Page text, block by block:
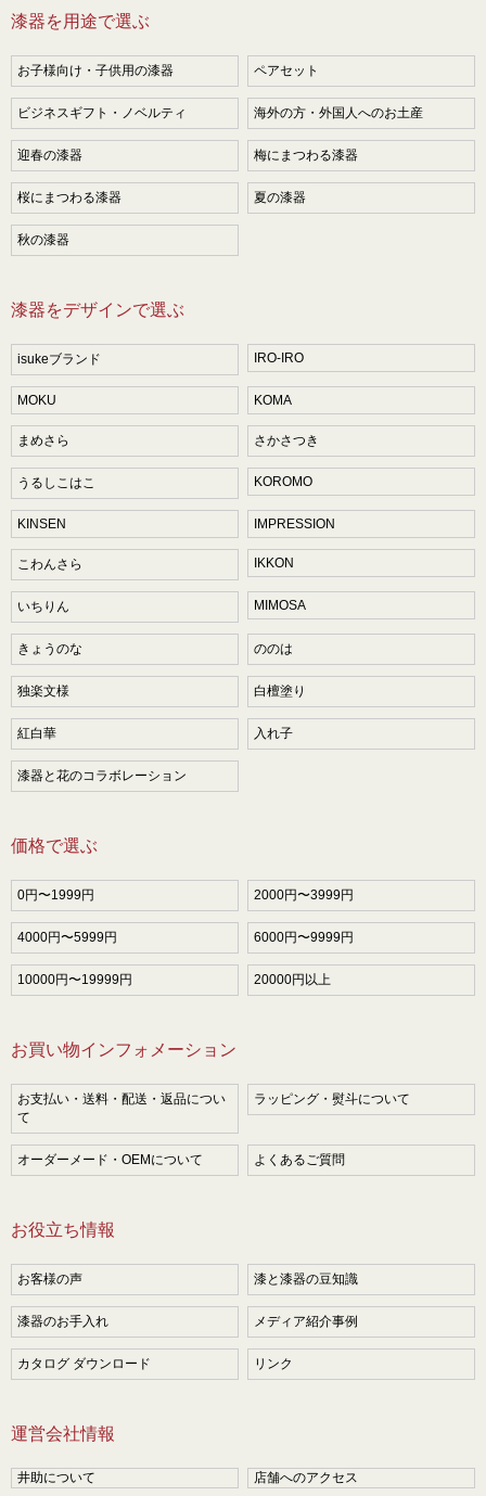
漆器を用途で選ぶ
お子様向け・子供用の漆器 ペアセット
ビジネスギフト・ノベルティ 海外の方・外国人へのお土産
迎春の漆器 梅にまつわる漆器
桜にまつわる漆器 夏の漆器
秋の漆器
漆器をデザインで選ぶ
isukeブランド IRO-IRO
MOKU KOMA
まめさら さかさつき
うるしこはこ KOROMO
KINSEN IMPRESSION
こわんさら IKKON
いちりん MIMOSA
きょうのな ののは
独楽文様 白檀塗り
紅白華 入れ子
漆器と花のコラボレーション
価格で選ぶ
0円〜1999円 2000円〜3999円
4000円〜5999円 6000円〜9999円
10000円〜19999円 20000円以上
お買い物インフォメーション
お支払い・送料・配送・返品につい
て
ラッピング・熨斗について
オーダーメード・OEMについて よくあるご質問
お役立ち情報
お客様の声 漆と漆器の豆知識
漆器のお手入れ メディア紹介事例
カタログ ダウンロード リンク
運営会社情報
井助について 店舗へのアクセス